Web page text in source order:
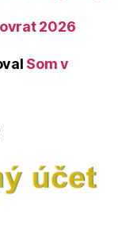
2026
Som v